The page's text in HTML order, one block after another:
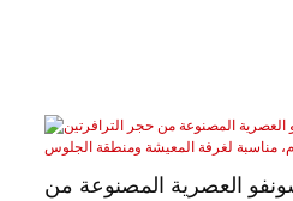
العصرية المصنوعة من